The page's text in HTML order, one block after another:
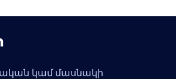
կամ մասնակի